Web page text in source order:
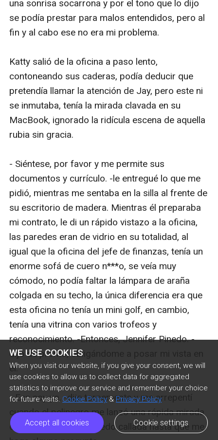
WE USE COOKIES
When you visit our website, if you give your consent, we will
use cookies to allow us to collect data for aggregated
statistics to improve our service and remember your choice
for future visits. Cookie Policy & Privacy Policy
Accept all cookies Cookie settings